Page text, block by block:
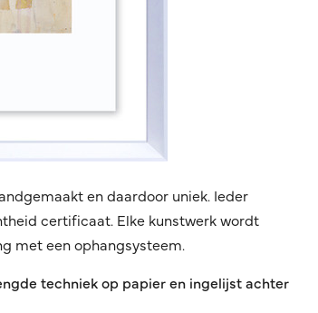
en daardoor uniek. Ieder
certificaat. Elke kunstwerk wordt
met een ophangsysteem.
techniek op papier en ingelijst achter